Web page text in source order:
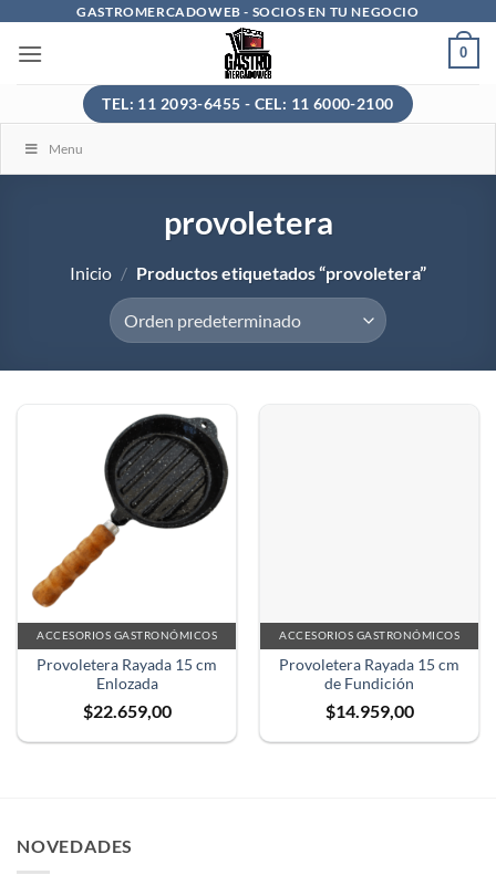
contenido
GASTROMERCADOWEB - SOCIOS EN TU NEGOCIO
0
TEL: 11 2093-6455 - CEL: 11 6000-2100
Menu
provoletera
Inicio / Productos etiquetados “provoletera”
ACCESORIOS GASTRONÓMICOS
Provoletera Rayada 15 cm
Enlozada
$22.659,00
ACCESORIOS GASTRONÓMICOS
Provoletera Rayada 15 cm
de Fundición
$14.959,00
NOVEDADES